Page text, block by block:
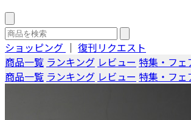
ショッピング ｜ 復刊リクエスト
商品一覧 ランキング レビュー 特集・フェ
商品一覧 ランキング レビュー 特集・フェ